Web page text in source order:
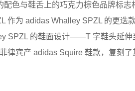
色与鞋舌上的巧克力棕色品牌标志
作为 adidas Whalley SPZL 的更迭
SPZL 的鞋面设计——T 字鞋头延伸
律宾产 adidas Squire 鞋款，复刻